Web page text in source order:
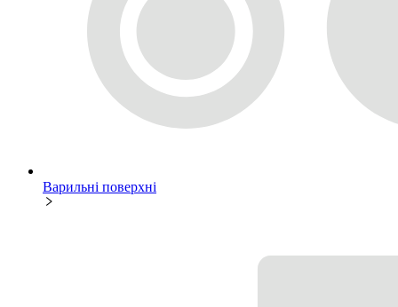
Варильні поверхні